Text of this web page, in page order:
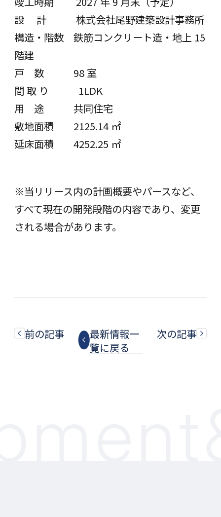
設 計 株式会社尾野建築設計事務所
構造・階数 鉄筋コンクリート造・地上 15
階建
⼾ 数 98 室
間 取 り 1LDK
⽤ 途 共同住宅
敷地面積 2125.14 ㎡
延床面積 4252.25 ㎡
※当リリース内の計画概要やパースなど、
すべて現在の開発段階の内容であり、変更
される場合があります。
前の記事
最新情報一
覧に戻る
次の記事